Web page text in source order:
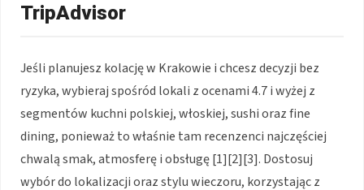
TripAdvisor
Jeśli planujesz kolację w Krakowie i chcesz decyzji bez
ryzyka, wybieraj spośród lokali z ocenami 4.7 i wyżej z
segmentów kuchni polskiej, włoskiej, sushi oraz fine
dining, ponieważ to właśnie tam recenzenci najczęściej
chwalą smak, atmosferę i obsługę [1][2][3]. Dostosuj
wybór do lokalizacji oraz stylu wieczoru, korzystając z